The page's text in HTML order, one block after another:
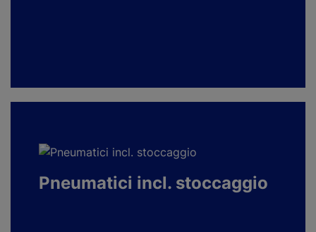
Pneumatici incl. stoccaggio